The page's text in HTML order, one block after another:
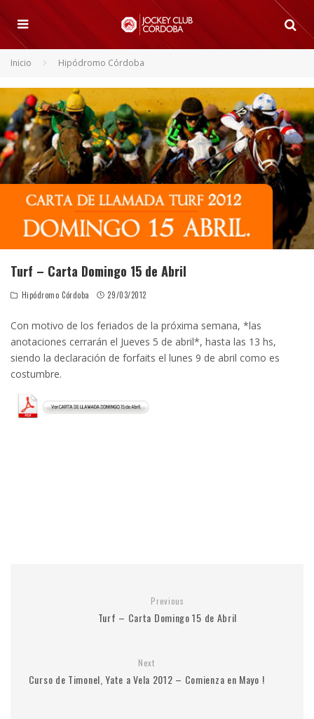
Inicio Hipódromo Córdoba
Turf – Carta Domingo 15 de Abril
Hipódromo Córdoba 29/03/2012
Con motivo de los feriados de la próxima semana, *las
anotaciones cerrarán el Jueves 5 de abril*, hasta las 13 hs,
siendo la declaración de forfaits el lunes 9 de abril como es
costumbre.
Previous
Turf – Carta Domingo 15 de Abril
Next
Curso de Timonel, Yate a Vela 2012 – Comienza en Mayo !